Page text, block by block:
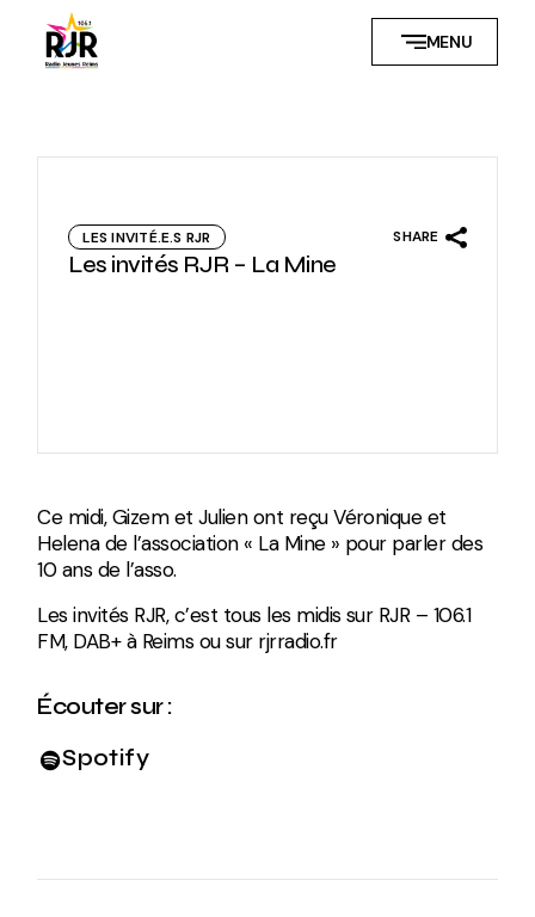
content
MENU
LES INVITÉ.E.S RJR
Les invités RJR – La Mine
SHARE
Ce midi, Gizem et Julien ont reçu Véronique et
Helena de l’association « La Mine » pour parler des
10 ans de l’asso.
Les invités RJR, c’est tous les midis sur RJR – 106.1
FM, DAB+ à Reims ou sur rjrradio.fr
Écouter sur :
Spotify